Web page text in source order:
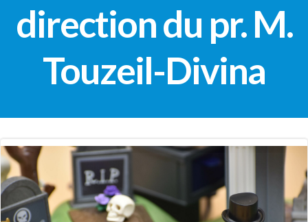
direction du pr. M.
Touzeil-Divina